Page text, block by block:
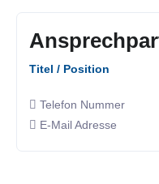
Titel / Position
Telefon Nummer
E-Mail Adresse